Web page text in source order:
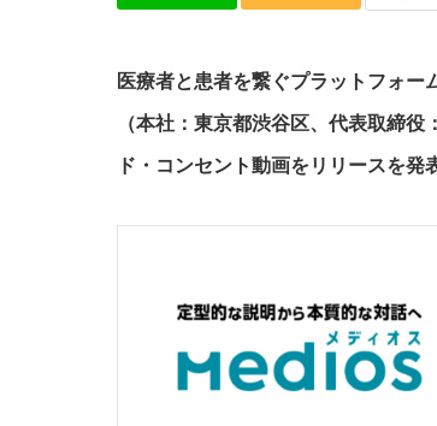
医療者と患者を繋ぐプラットフォ
（本社：東京都渋谷区、代表取締
ド・コンセント動画をリリースを発